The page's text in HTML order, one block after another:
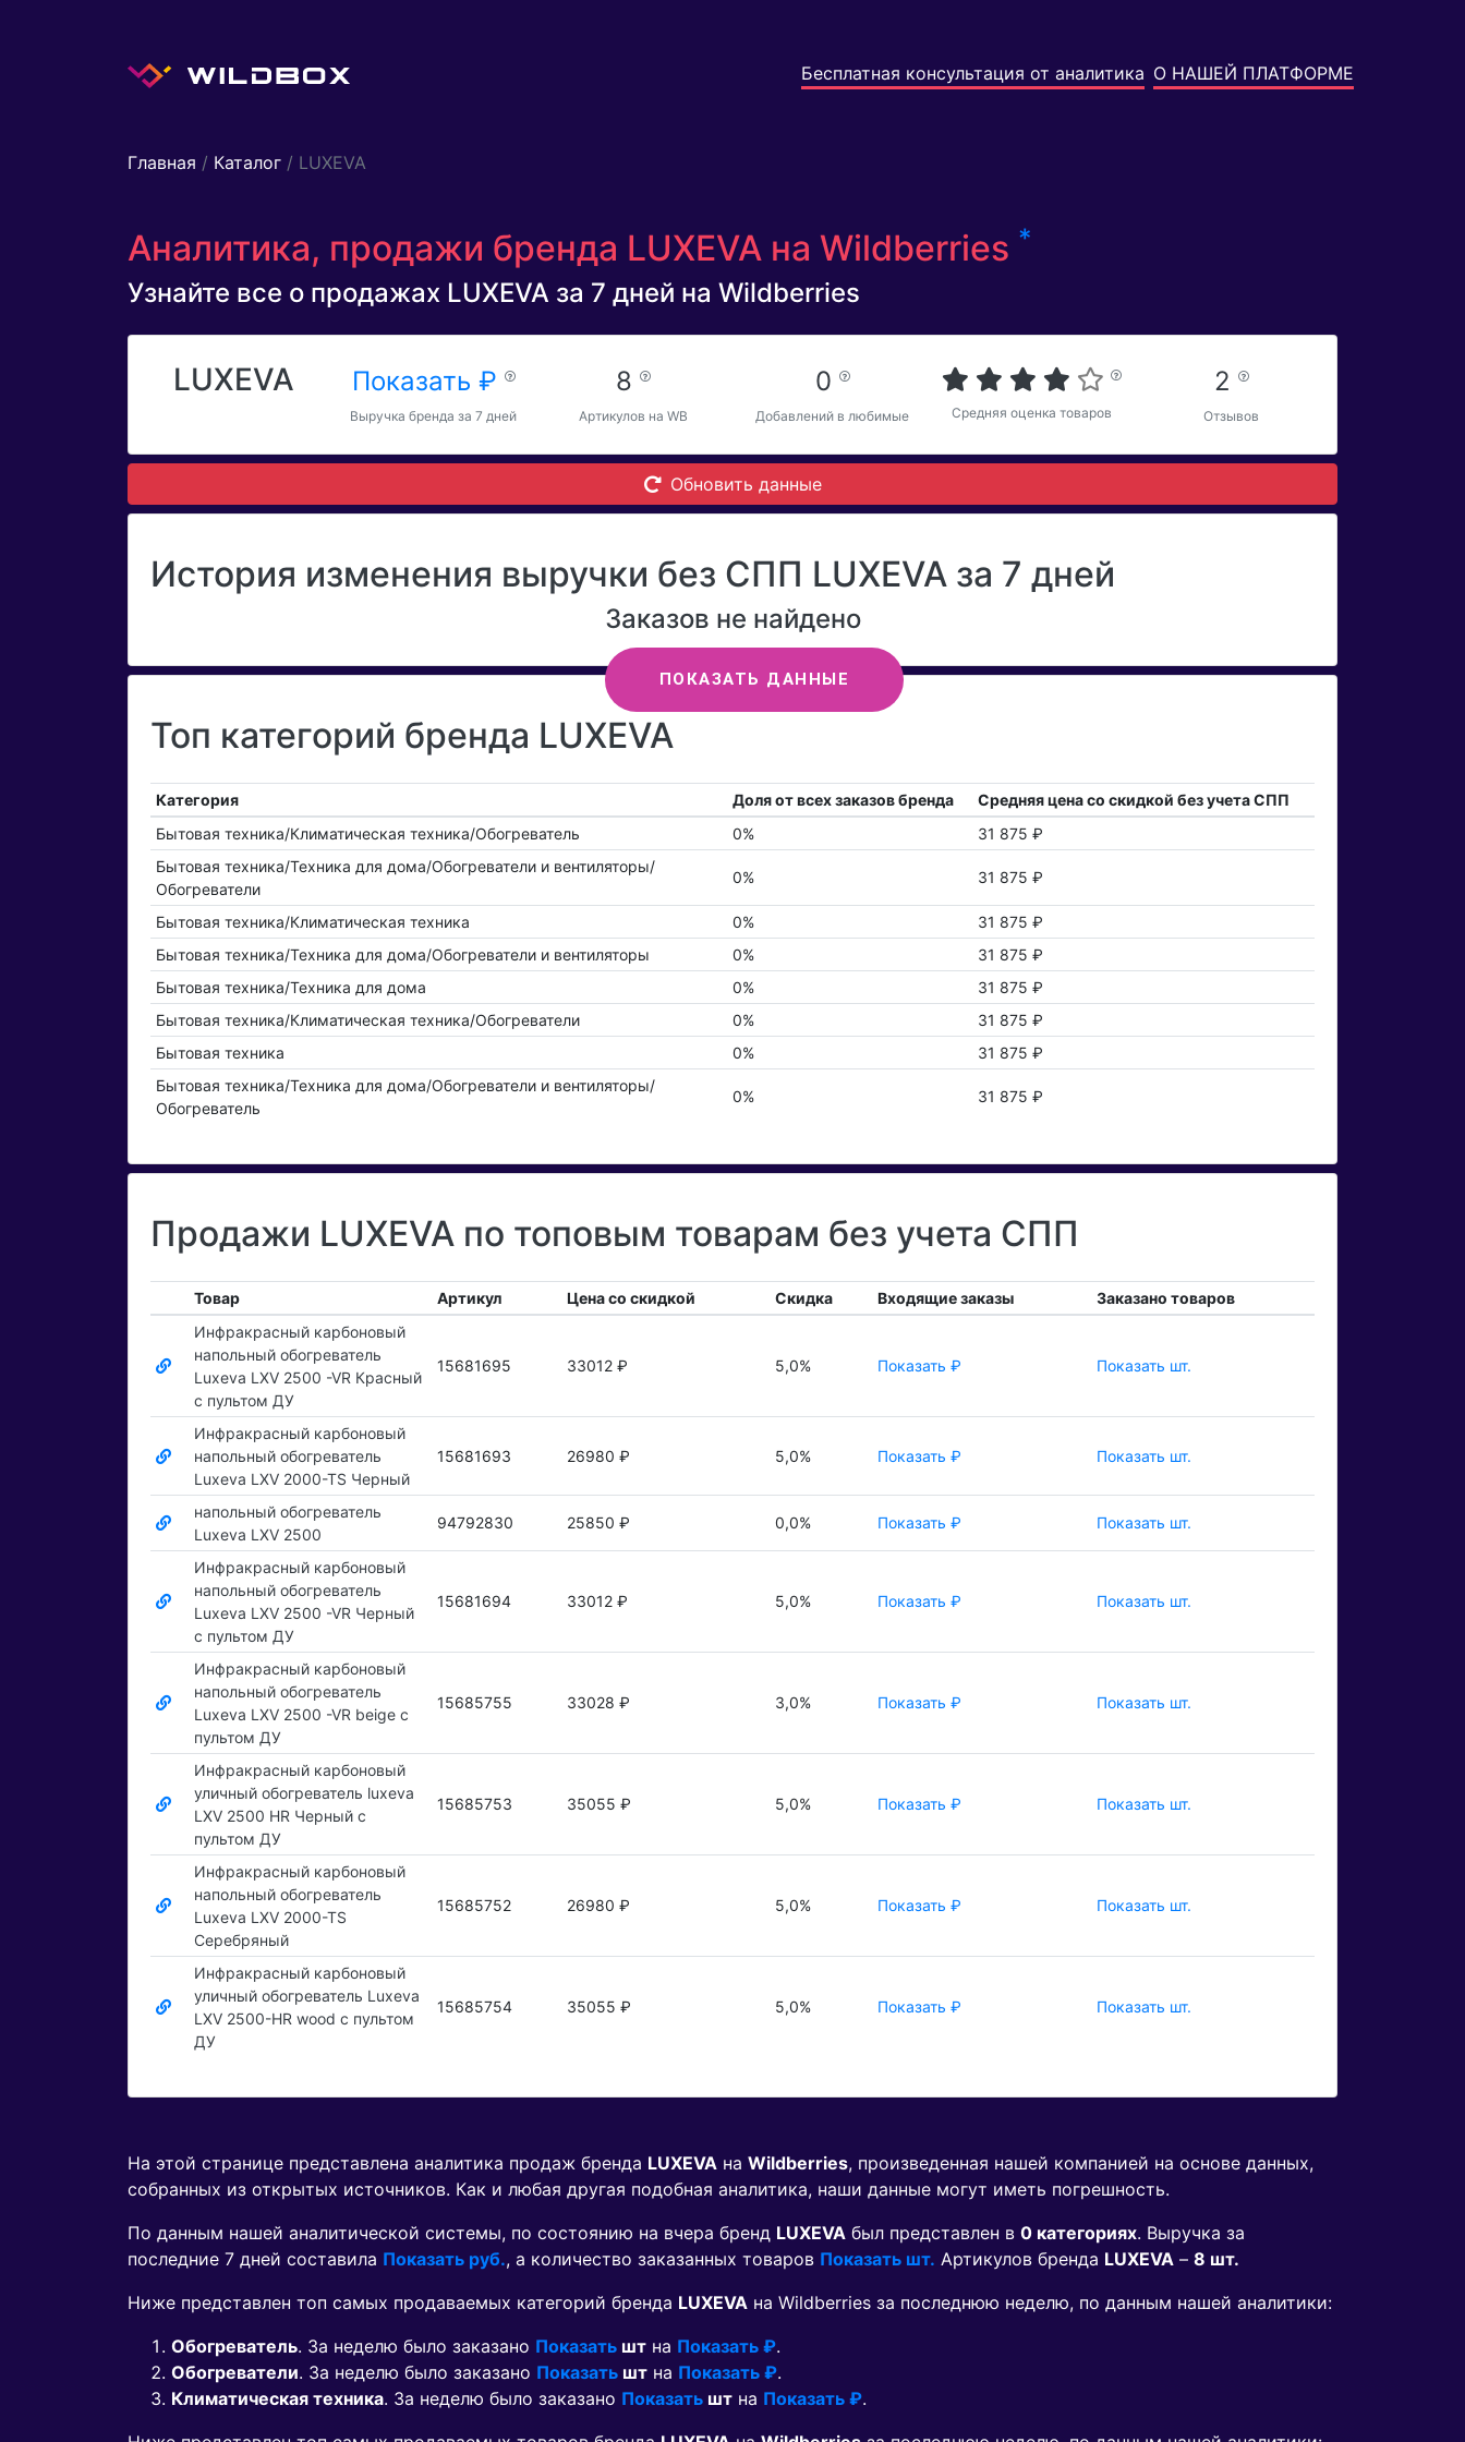
Бесплатная консультация от аналитика О НАШЕЙ ПЛАТФОРМЕ
Главная / Каталог / LUXEVA
Аналитика, продажи бренда LUXEVA на Wildberries *
Узнайте все о продажах LUXEVA за 7 дней на Wildberries
LUXEVA Показать ₽
Выручка бренда за 7 дней
8
Артикулов на WB
0
Добавлений в любимые Средняя оценка товаров
2
Отзывов
Обновить данные
История изменения выручки без СПП LUXEVA за 7 дней
ПОКАЗАТЬ ДАННЫЕ
Заказов не найдено
Топ категорий бренда LUXEVA
Категория Доля от всех заказов бренда
Средняя цена со скидкой без учета СПП
Бытовая техника/Климатическая техника/Обогреватель
0%
31 875 ₽
Бытовая техника/Техника для дома/Обогреватели и вентиляторы/
Обогреватели
0% 31 875 ₽
Бытовая техника/Климатическая техника 0%
31 875 ₽
Бытовая техника/Техника для дома/Обогреватели и вентиляторы
0%
31 875 ₽
Бытовая техника/Техника для дома
0%
31 875 ₽
Бытовая техника/Климатическая техника/Обогреватели
0%
31 875 ₽
Бытовая техника
0%
31 875 ₽
Бытовая техника/Техника для дома/Обогреватели и вентиляторы/
Обогреватель
0% 31 875 ₽
Продажи LUXEVA по топовым товарам без учета СПП
Товар Артикул Цена со скидкой Скидка Входящие заказы
Заказано товаров
Инфракрасный карбоновый
напольный обогреватель
Luxeva LXV 2500 -VR Красный
с пультом ДУ
15681695 33012 ₽ 5,0% Показать ₽ Показать шт.
Инфракрасный карбоновый
напольный обогреватель
Luxeva LXV 2000-TS Черный
15681693 26980 ₽ 5,0% Показать ₽ Показать шт.
напольный обогреватель
Luxeva LXV 2500
94792830 25850 ₽ 0,0% Показать ₽ Показать шт.
Инфракрасный карбоновый
напольный обогреватель
Luxeva LXV 2500 -VR Черный
с пультом ДУ
15681694 33012 ₽ 5,0% Показать ₽ Показать шт.
Инфракрасный карбоновый
напольный обогреватель
Luxeva LXV 2500 -VR beige с
пультом ДУ
15685755 33028 ₽ 3,0% Показать ₽ Показать шт.
Инфракрасный карбоновый
уличный обогреватель luxeva
LXV 2500 HR Черный с
пультом ДУ
15685753 35055 ₽ 5,0% Показать ₽ Показать шт.
Инфракрасный карбоновый
напольный обогреватель
Luxeva LXV 2000-TS
Серебряный
15685752 26980 ₽ 5,0% Показать ₽ Показать шт.
Инфракрасный карбоновый
уличный обогреватель Luxeva
LXV 2500-HR wood с пультом
ДУ
15685754 35055 ₽ 5,0% Показать ₽ Показать шт.
На этой странице представлена аналитика продаж бренда LUXEVA на Wildberries, произведенная нашей компанией на основе данных,
собранных из открытых источников. Как и любая другая подобная аналитика, наши данные могут иметь погрешность.
По данным нашей аналитической системы, по состоянию на вчера бренд LUXEVA был представлен в 0 категориях. Выручка за
последние 7 дней составила Показать руб., а количество заказанных товаров Показать шт. Артикулов бренда LUXEVA – 8 шт.
Ниже представлен топ самых продаваемых категорий бренда LUXEVA на Wildberries за последнюю неделю, по данным нашей аналитики:
Обогреватель. За неделю было заказано Показать шт на Показать ₽.
Обогреватели. За неделю было заказано Показать шт на Показать ₽.
Климатическая техника. За неделю было заказано Показать шт на Показать ₽.